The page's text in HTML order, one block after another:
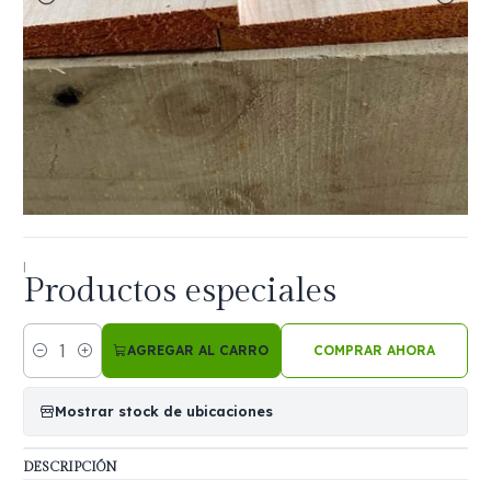
|
Productos especiales
Cantidad
AGREGAR AL CARRO COMPRAR AHORA
Mostrar stock de ubicaciones
DESCRIPCIÓN